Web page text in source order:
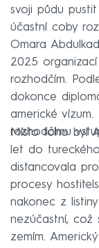
svoji půdu
účastní coby
Omara
2025
rozhodčím.
dokonce
americké
rozhodčímu
Místo toho byl
let do
distancovala
procesy
nakonec z
nezúčastní, což
zemím.